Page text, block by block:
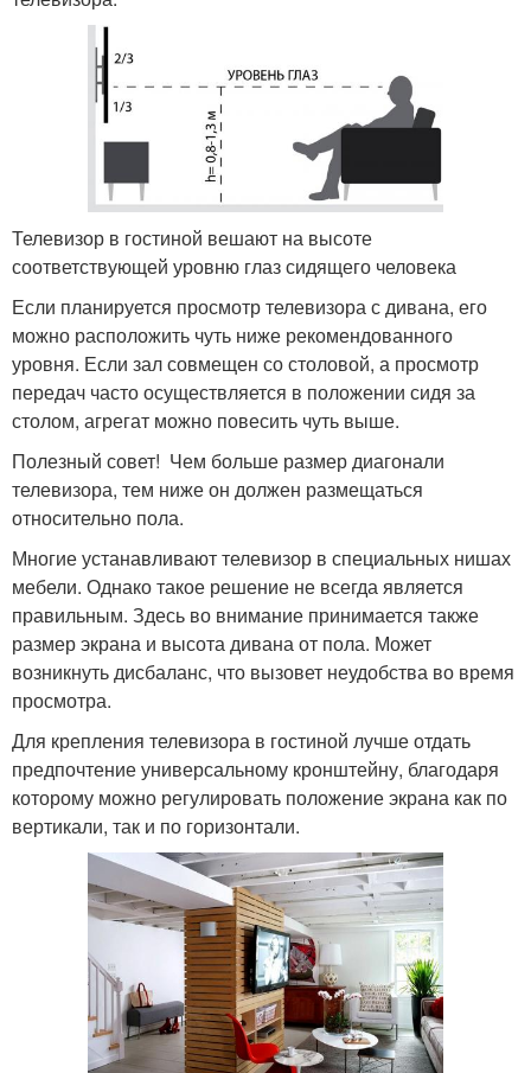
Телевизор в гостиной вешают на высоте
соответствующей уровню глаз сидящего человека
Если планируется просмотр телевизора с дивана, его
можно расположить чуть ниже рекомендованного
уровня. Если зал совмещен со столовой, а просмотр
передач часто осуществляется в положении сидя за
столом, агрегат можно повесить чуть выше.
Полезный совет! Чем больше размер диагонали
телевизора, тем ниже он должен размещаться
относительно пола.
Многие устанавливают телевизор в специальных нишах
мебели. Однако такое решение не всегда является
правильным. Здесь во внимание принимается также
размер экрана и высота дивана от пола. Может
возникнуть дисбаланс, что вызовет неудобства во время
просмотра.
Для крепления телевизора в гостиной лучше отдать
предпочтение универсальному кронштейну, благодаря
которому можно регулировать положение экрана как по
вертикали, так и по горизонтали.